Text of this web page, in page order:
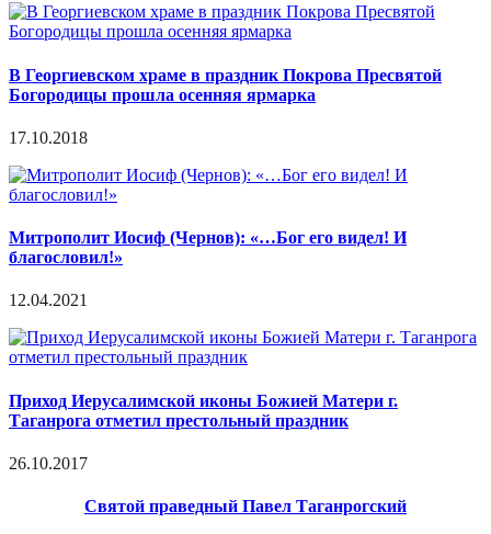
В Георгиевском храме в праздник Покрова Пресвятой
Богородицы прошла осенняя ярмарка
17.10.2018
Митрополит Иосиф (Чернов): «…Бог его видел! И
благословил!»
12.04.2021
Приход Иерусалимской иконы Божией Матери г.
Таганрога отметил престольный праздник
26.10.2017
Святой праведный Павел Таганрогский